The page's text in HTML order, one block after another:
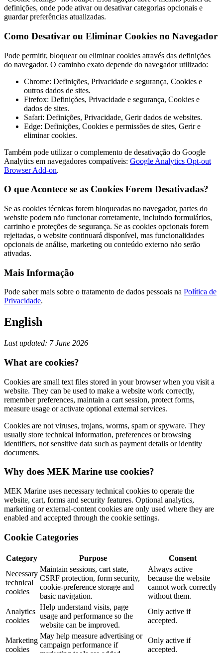
definições, onde pode ativar ou desativar categorias opcionais e
guardar preferências atualizadas.
Como Desativar ou Eliminar Cookies no Navegador
Pode permitir, bloquear ou eliminar cookies através das definições
do navegador. O caminho exato depende do navegador utilizado:
Chrome: Definições, Privacidade e segurança, Cookies e
outros dados de sites.
Firefox: Definições, Privacidade e segurança, Cookies e
dados de sites.
Safari: Definições, Privacidade, Gerir dados de websites.
Edge: Definições, Cookies e permissões de sites, Gerir e
eliminar cookies.
Também pode utilizar o complemento de desativação do Google
Analytics em navegadores compatíveis: Google Analytics Opt-out
Browser Add-on.
O que Acontece se as Cookies Forem Desativadas?
Se as cookies técnicas forem bloqueadas no navegador, partes do
website podem não funcionar corretamente, incluindo formulários,
carrinho e proteções de segurança. Se as cookies opcionais forem
rejeitadas, o website continuará disponível, mas funcionalidades
opcionais de análise, marketing ou conteúdo externo não serão
ativadas.
Mais Informação
Pode saber mais sobre o tratamento de dados pessoais na Política de
Privacidade.
English
Last updated: 7 June 2026
What are cookies?
Cookies are small text files stored in your browser when you visit a
website. They can be used to make a website work correctly,
remember preferences, maintain a cart session, protect forms,
measure usage or activate optional external services.
Cookies are not viruses, trojans, worms, spam or spyware. They
usually store technical information, preferences or browsing
identifiers, not sensitive data such as payment details or identity
documents.
Why does MEK Marine use cookies?
MEK Marine uses necessary technical cookies to operate the
website, cart, forms and security features. Optional analytics,
marketing or external-content cookies are only used where they are
enabled and accepted through the cookie settings.
Cookie Categories
Category Purpose
Consent
Necessary
technical
cookies
Maintain sessions, cart state,
CSRF protection, form security,
cookie-preference storage and
basic navigation.
Always active
because the website
cannot work correctly
without them.
Analytics
cookies
Help understand visits, page
usage and performance so the
website can be improved.
Only active if
accepted.
Marketing
cookies
May help measure advertising or
campaign performance if
Only active if
accepted.